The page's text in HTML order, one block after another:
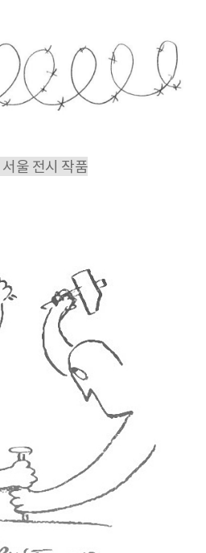
서울 전시 작품